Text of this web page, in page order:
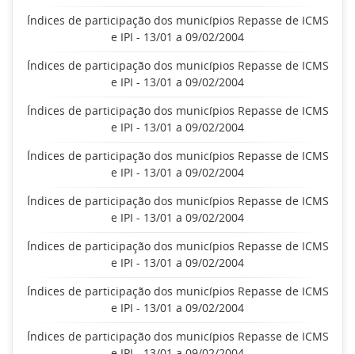
Índices de participação dos municípios Repasse de ICMS
e IPI - 13/01 a 09/02/2004
Índices de participação dos municípios Repasse de ICMS
e IPI - 13/01 a 09/02/2004
Índices de participação dos municípios Repasse de ICMS
e IPI - 13/01 a 09/02/2004
Índices de participação dos municípios Repasse de ICMS
e IPI - 13/01 a 09/02/2004
Índices de participação dos municípios Repasse de ICMS
e IPI - 13/01 a 09/02/2004
Índices de participação dos municípios Repasse de ICMS
e IPI - 13/01 a 09/02/2004
Índices de participação dos municípios Repasse de ICMS
e IPI - 13/01 a 09/02/2004
Índices de participação dos municípios Repasse de ICMS